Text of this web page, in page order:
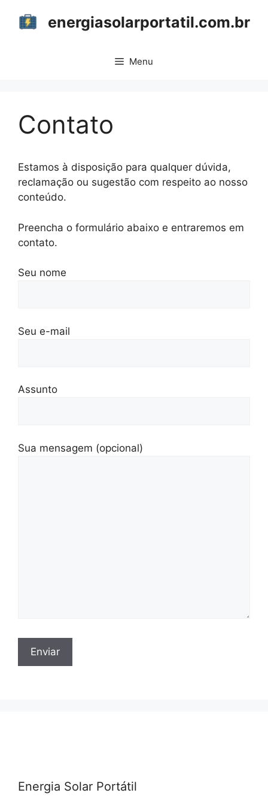
energiasolarportatil.com.br
Menu
Contato
Estamos à disposição para qualquer dúvida,
reclamação ou sugestão com respeito ao nosso
conteúdo.
Preencha o formulário abaixo e entraremos em
contato.
Seu nome
Seu e-mail
Assunto
Sua mensagem (opcional)
Energia Solar Portátil